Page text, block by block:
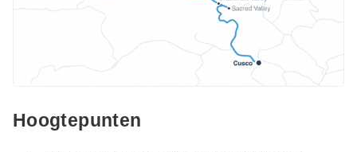
Hoogtepunten